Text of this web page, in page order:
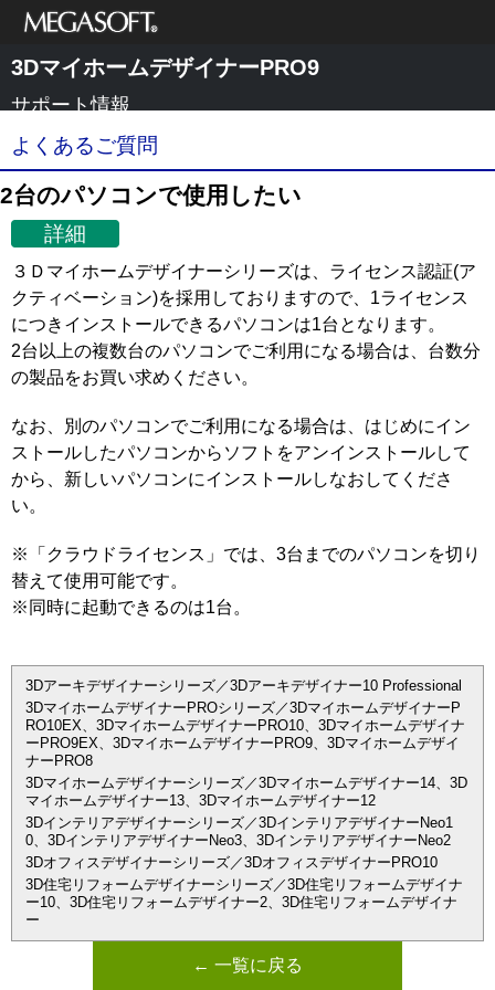
メガソフト株式
会社
3DマイホームデザイナーPRO9
サポート情報
よくあるご質問
2台のパソコンで使用したい
詳細
３Ｄマイホームデザイナーシリーズは、ライセンス認証(ア
クティベーション)を採用しておりますので、1ライセンス
につきインストールできるパソコンは1台となります。
2台以上の複数台のパソコンでご利用になる場合は、台数分
の製品をお買い求めください。
なお、別のパソコンでご利用になる場合は、はじめにイン
ストールしたパソコンからソフトをアンインストールして
から、新しいパソコンにインストールしなおしてくださ
い。
※「クラウドライセンス」では、3台までのパソコンを切り
替えて使用可能です。
※同時に起動できるのは1台。
3Dアーキデザイナーシリーズ／3Dアーキデザイナー10 Professional
3DマイホームデザイナーPROシリーズ／3DマイホームデザイナーP
RO10EX、3DマイホームデザイナーPRO10、3Dマイホームデザイナ
ーPRO9EX、3DマイホームデザイナーPRO9、3Dマイホームデザイ
ナーPRO8
3Dマイホームデザイナーシリーズ／3Dマイホームデザイナー14、3D
マイホームデザイナー13、3Dマイホームデザイナー12
3Dインテリアデザイナーシリーズ／3DインテリアデザイナーNeo1
0、3DインテリアデザイナーNeo3、3DインテリアデザイナーNeo2
3Dオフィスデザイナーシリーズ／3DオフィスデザイナーPRO10
3D住宅リフォームデザイナーシリーズ／3D住宅リフォームデザイナ
ー10、3D住宅リフォームデザイナー2、3D住宅リフォームデザイナ
ー
← 一覧に戻る